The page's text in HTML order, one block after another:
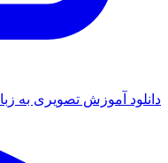
دانلود آموزش تصویری به